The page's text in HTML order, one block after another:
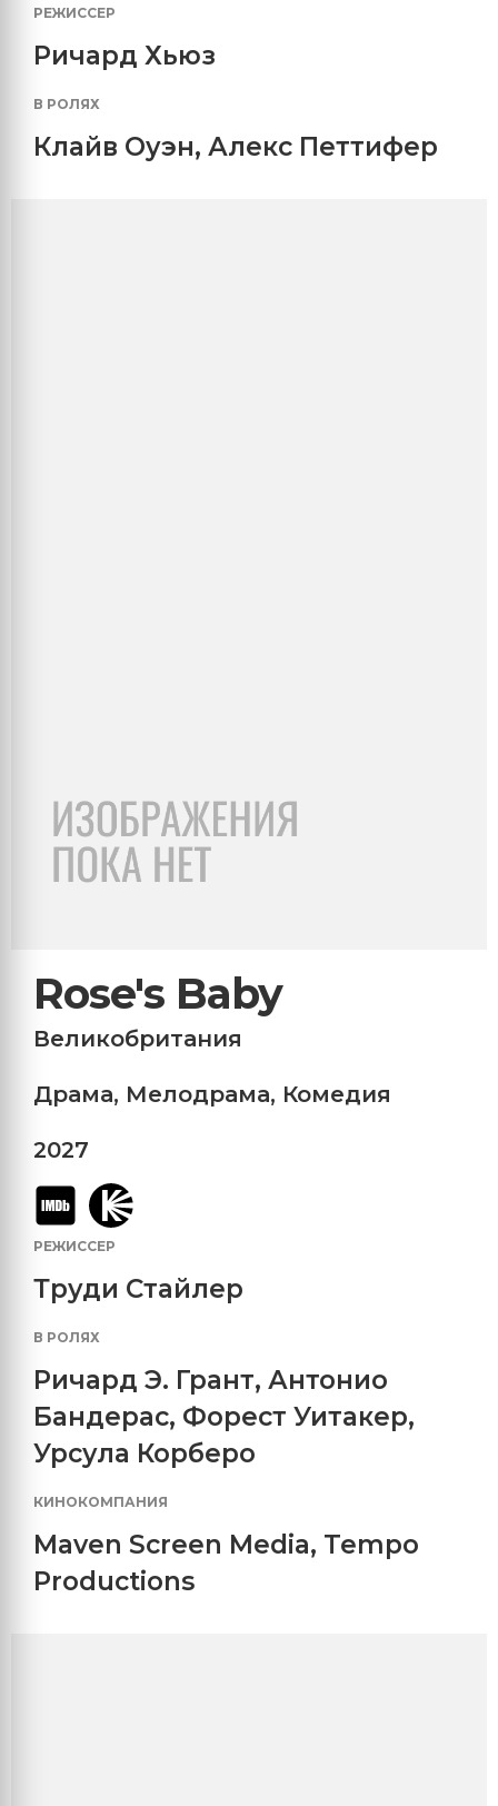
РЕЖИССЕР
Ричард Хьюз
В РОЛЯХ
Клайв Оуэн, Алекс Петтифер
Rose's Baby
Великобритания
Драма, Мелодрама, Комедия
2027
РЕЖИССЕР
Труди Стайлер
В РОЛЯХ
Ричард Э. Грант, Антонио
Бандерас, Форест Уитакер,
Урсула Корберо
КИНОКОМПАНИЯ
Maven Screen Media, Tempo
Productions